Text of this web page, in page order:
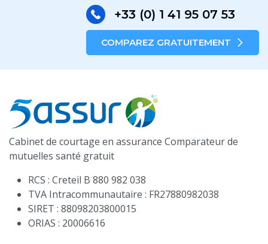
+33 (0) 1 41 95 07 53
COMPAREZ GRATUITEMENT
Cabinet de courtage en assurance Comparateur de
mutuelles santé gratuit
RCS : Creteil B 880 982 038
TVA Intracommunautaire : FR27880982038
SIRET : 88098203800015
ORIAS : 20006616